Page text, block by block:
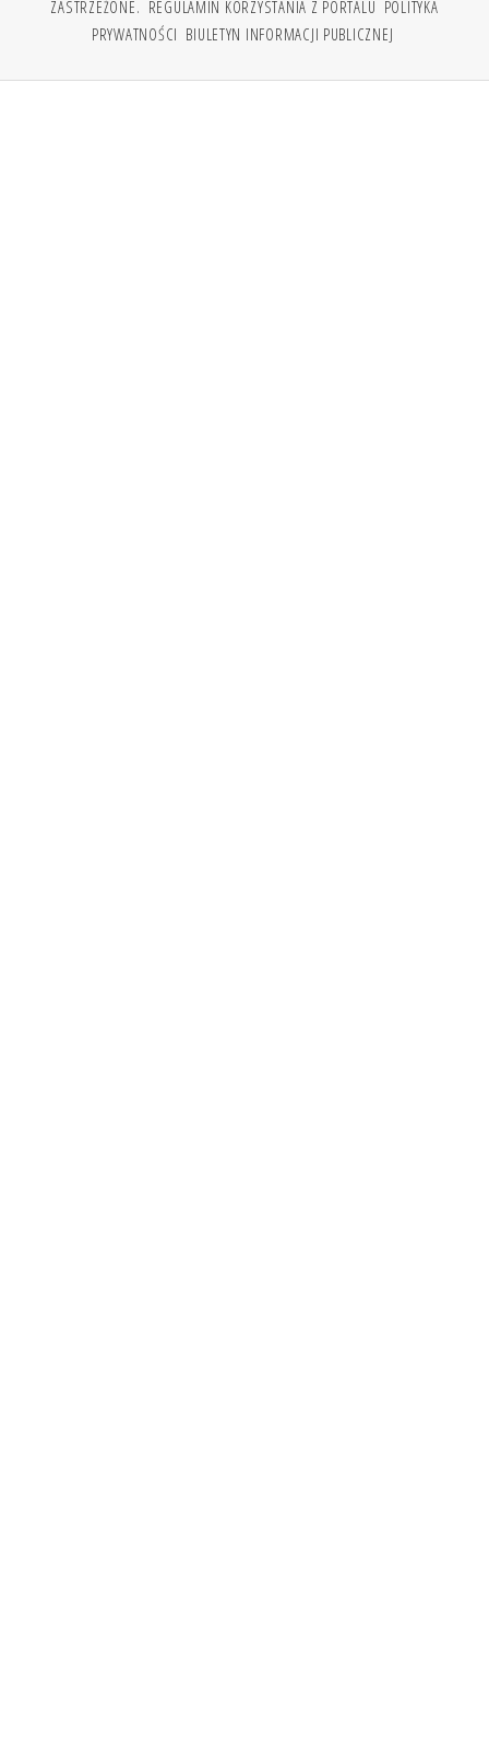
ZASTRZEŻONE. REGULAMIN KORZYSTANIA Z PORTALU POLITYKA
PRYWATNOŚCI BIULETYN INFORMACJI PUBLICZNEJ